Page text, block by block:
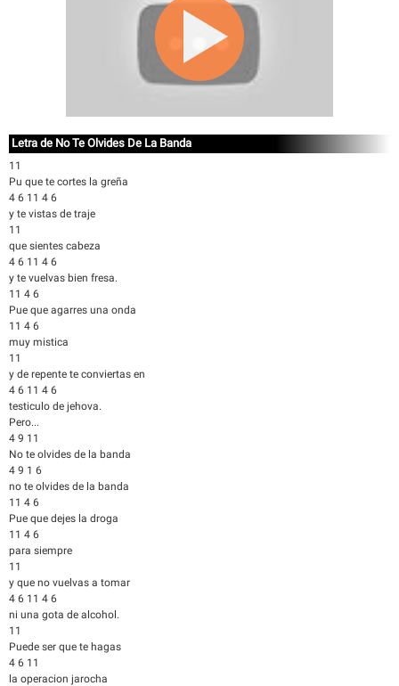
Letra de No Te Olvides De La Banda
11
Pu que te cortes la greña
4 6 11 4 6
y te vistas de traje
11
que sientes cabeza
4 6 11 4 6
y te vuelvas bien fresa.
11 4 6
Pue que agarres una onda
11 4 6
muy mistica
11
y de repente te conviertas en
4 6 11 4 6
testiculo de jehova.
Pero...
4 9 11
No te olvides de la banda
4 9 1 6
no te olvides de la banda
11 4 6
Pue que dejes la droga
11 4 6
para siempre
11
y que no vuelvas a tomar
4 6 11 4 6
ni una gota de alcohol.
11
Puede ser que te hagas
4 6 11
la operacion jarocha